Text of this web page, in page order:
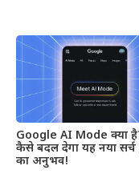
Google AI Mode क्या
कैसे बदल देगा यह नया
का अनुभव!